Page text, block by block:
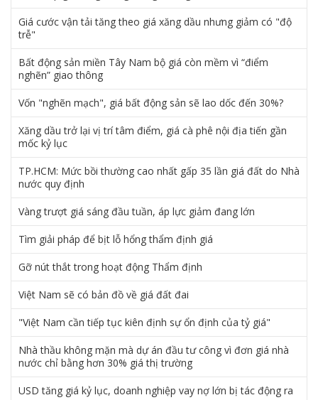
Giá cước vận tải tăng theo giá xăng dầu nhưng giảm có "độ
trễ"
Bất động sản miền Tây Nam bộ giá còn mềm vì “điểm
nghẽn” giao thông
Vốn "nghẽn mạch", giá bất động sản sẽ lao dốc đến 30%?
Xăng dầu trở lại vị trí tâm điểm, giá cà phê nội địa tiến gần
mốc kỷ lục
TP.HCM: Mức bồi thường cao nhất gấp 35 lần giá đất do Nhà
nước quy định
Vàng trượt giá sáng đầu tuần, áp lực giảm đang lớn
Tìm giải pháp để bịt lỗ hổng thẩm định giá
Gỡ nút thắt trong hoạt động Thẩm định
Việt Nam sẽ có bản đồ về giá đất đai
"Việt Nam cần tiếp tục kiên định sự ổn định của tỷ giá"
Nhà thầu không mặn mà dự án đầu tư công vì đơn giá nhà
nước chỉ bằng hơn 30% giá thị trường
USD tăng giá kỷ lục, doanh nghiệp vay nợ lớn bị tác động ra